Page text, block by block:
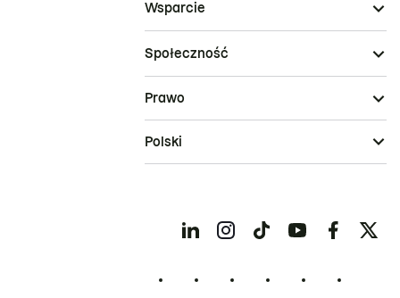
Wsparcie
Społeczność
Prawo
Polski